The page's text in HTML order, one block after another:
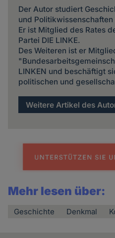
Der Autor studiert
und
Er ist Mitglied des Rates
Partei DIE LINKE.
Des Weiteren ist er
LINKEN und beschäftigt
politischen und
Weitere Artikel des
Mehr lesen über:
Geschichte Denkmal